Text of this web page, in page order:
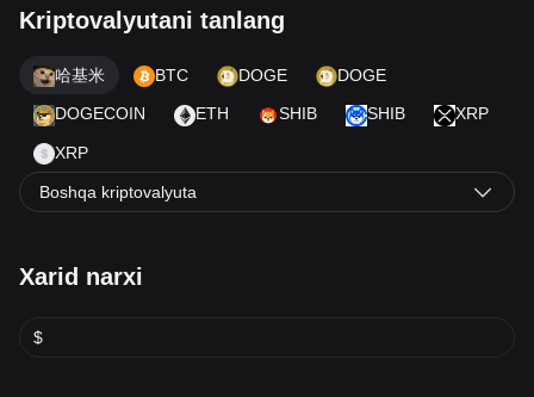
Kriptovalyutani tanlang
哈基米 BTC DOGE DOGE
DOGECOIN ETH SHIB SHIB XRP
XRP
Boshqa kriptovalyuta
Xarid narxi
$